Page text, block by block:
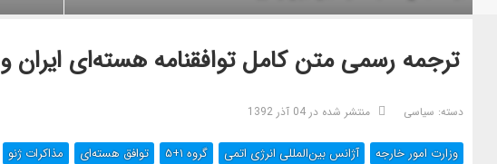
ترجمه رسمی متن کامل توافقنامه هسته‌ای ایران و ۱+۵+ تحلیل
دسته: سیاسی منتشر شده در 04 آذر 1392
وزارت امور خارجه آژانس بین‌المللی انرژی اتمی گروه ۱+۵ توافق هسته‌ای مذاکرات ژنو